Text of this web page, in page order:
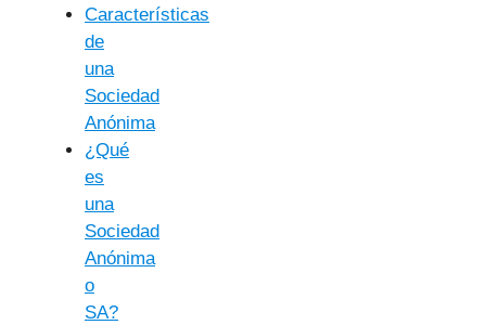
Características
de
una
Sociedad
Anónima
¿Qué
es
una
Sociedad
Anónima
o
SA?